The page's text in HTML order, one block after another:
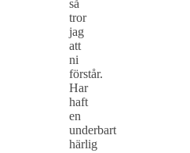
så
tror
jag
att
ni
förstår.
Har
haft
en
underbart
härlig